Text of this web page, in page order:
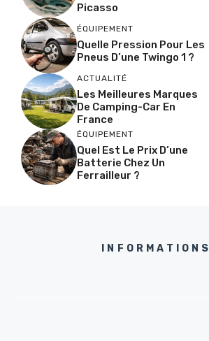
Picasso
ÉQUIPEMENT
Quelle Pression Pour Les
Pneus D’une Twingo 1 ?
ACTUALITÉ
Les Meilleures Marques
De Camping-Car En
France
ÉQUIPEMENT
Quel Est Le Prix D’une
Batterie Chez Un
Ferrailleur ?
INFORMATIONS